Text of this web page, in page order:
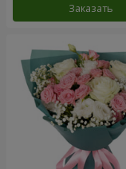
Заказать